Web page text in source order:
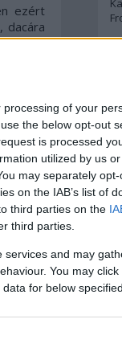
of your
the below opt-out
is processed
utilized by us
may separately
on the IAB’s list of
third parties on the
third parties.
services and may
You may
for below
ezért
dacára
volna
írás
az
akárki
a
a
és
jól
de
a